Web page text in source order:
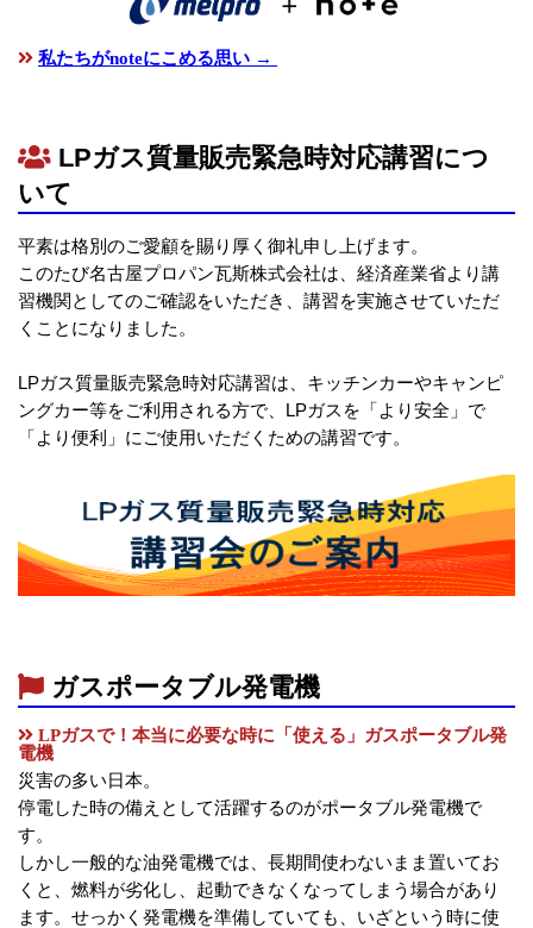
私たちがnoteにこめる思い →
LPガス質量販売緊急時対応講習につ
いて
平素は格別のご愛顧を賜り厚く御礼申し上げます。
このたび名古屋プロパン瓦斯株式会社は、経済産業省より講
習機関としてのご確認をいただき、講習を実施させていただ
くことになりました。
LPガス質量販売緊急時対応講習は、キッチンカーやキャンピ
ングカー等をご利用される方で、LPガスを「より安全」で
「より便利」にご使用いただくための講習です。
ガスポータブル発電機
LPガスで！本当に必要な時に「使える」ガスポータブル発
電機
災害の多い日本。
停電した時の備えとして活躍するのがポータブル発電機で
す。
しかし一般的な油発電機では、長期間使わないまま置いてお
くと、燃料が劣化し、起動できなくなってしまう場合があり
ます。せっかく発電機を準備していても、いざという時に使